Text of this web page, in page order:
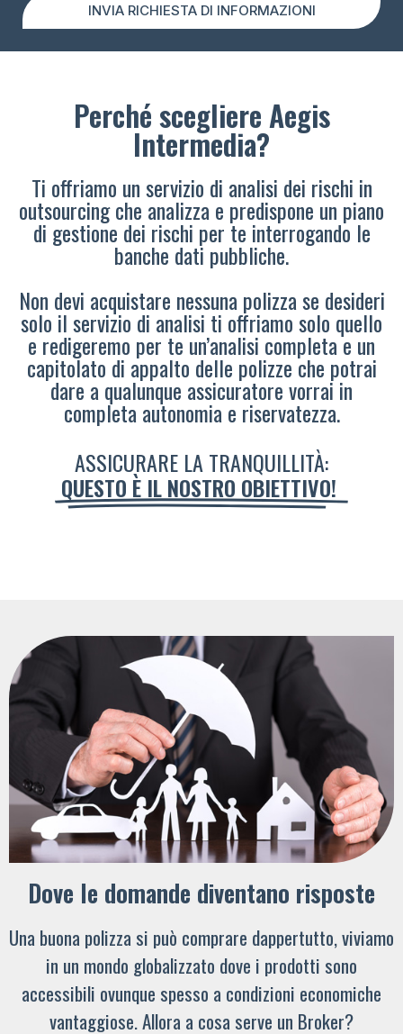
INVIA RICHIESTA DI INFORMAZIONI
Perché scegliere Aegis
Intermedia?
Ti offriamo un servizio di analisi dei rischi in
outsourcing che analizza e predispone un piano
di gestione dei rischi per te interrogando le
banche dati pubbliche.
Non devi acquistare nessuna polizza se desideri
solo il servizio di analisi ti offriamo solo quello
e redigeremo per te un’analisi completa e un
capitolato di appalto delle polizze che potrai
dare a qualunque assicuratore vorrai in
completa autonomia e riservatezza.
ASSICURARE LA TRANQUILLITÀ:
QUESTO È IL NOSTRO OBIETTIVO!
Dove le domande diventano risposte
Una buona polizza si può comprare dappertutto, viviamo
in un mondo globalizzato dove i prodotti sono
accessibili ovunque spesso a condizioni economiche
vantaggiose. Allora a cosa serve un Broker?